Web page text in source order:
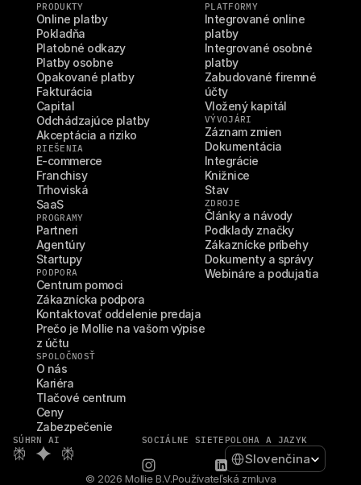
PRODUKTY
Online platby
Pokladňa
Platobné odkazy
Platby osobne
Opakované platby
Fakturácia
Capital
Odchádzajúce platby
Akceptácia a riziko
RIEŠENIA
E-commerce
Franchisy
Trhoviská
SaaS
PROGRAMY
Partneri
Agentúry
Startupy
PODPORA
Centrum pomoci
Zákaznícka podpora
Kontaktovať oddelenie predaja
Prečo je Mollie na vašom výpise
z účtu
SPOLOČNOSŤ
O nás
Kariéra
Tlačové centrum
Ceny
Zabezpečenie
PLATFORMY
Integrované online
platby
Integrované osobné
platby
Zabudované firemné
účty
Vložený kapitál
VÝVOJÁRI
Záznam zmien
Dokumentácia
Integrácie
Knižnice
Stav
ZDROJE
Články a návody
Podklady značky
Zákaznícke príbehy
Dokumenty a správy
Webináre a podujatia
SÚHRN AI SOCIÁLNE SIETE POLOHA A JAZYK
Select Language
Slovenčina
© 2026 Mollie B.V.Používateľská zmluva